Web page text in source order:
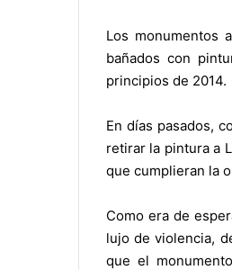
Los monumentos
bañados con
principios de 2014.
En días pasados,
retirar la pintura a
que cumplieran la
Como era de
lujo de violencia,
que el